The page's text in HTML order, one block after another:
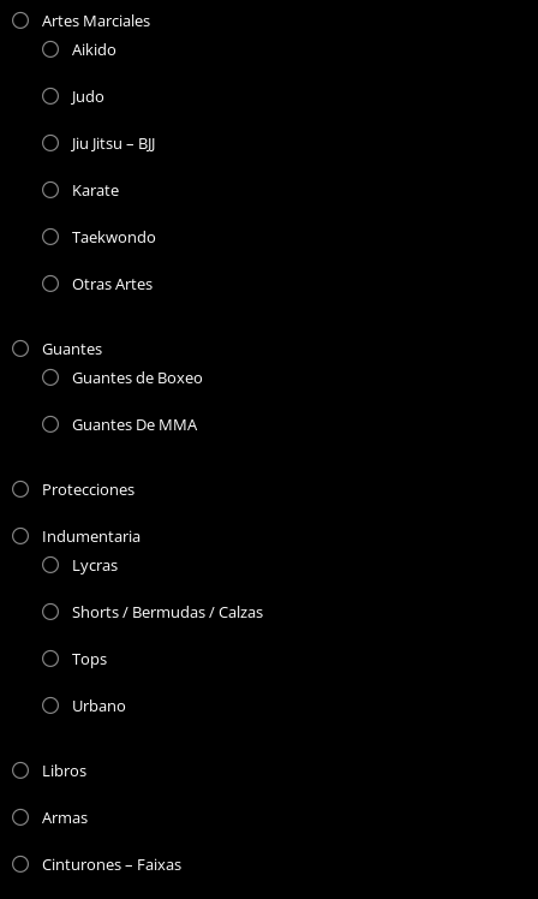
Artes Marciales
Aikido
Judo
Jiu Jitsu – BJJ
Karate
Taekwondo
Otras Artes
Guantes
Guantes de Boxeo
Guantes De MMA
Protecciones
Indumentaria
Lycras
Shorts / Bermudas / Calzas
Tops
Urbano
Libros
Armas
Cinturones – Faixas